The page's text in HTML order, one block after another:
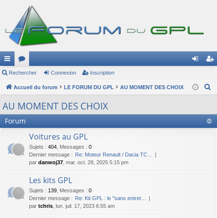
ac
co
ur
ci
or
u
m
s
ne
on
cri
on
Rechercher Connexion Inscription
Accueil du forum LE FORUM DU GPL AU MOMENT DES CHOIX
e
e
AU MOMENT DES CHOIX
Forum
Voitures au GPL
Sujets : 404 Messages : 0
Dernier message :
Re: Moteur Renault / Dacia TC…
par danwoj37 , mar. oct. 28, 2025 5:15 pm
Les kits GPL
Sujets : 139 Messages : 0
Dernier message :
Re: Kit GPL : le "sans entret…
par tchris , lun. juil. 17, 2023 6:55 am